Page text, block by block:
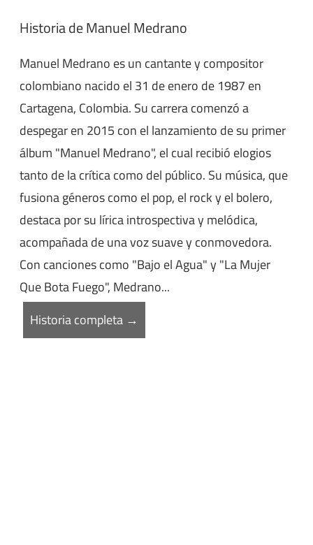
Historia de Manuel Medrano
Manuel Medrano es un cantante y compositor
colombiano nacido el 31 de enero de 1987 en
Cartagena, Colombia. Su carrera comenzó a
despegar en 2015 con el lanzamiento de su primer
álbum "Manuel Medrano", el cual recibió elogios
tanto de la crítica como del público. Su música, que
fusiona géneros como el pop, el rock y el bolero,
destaca por su lírica introspectiva y melódica,
acompañada de una voz suave y conmovedora.
Con canciones como "Bajo el Agua" y "La Mujer
Que Bota Fuego", Medrano...
Historia completa →